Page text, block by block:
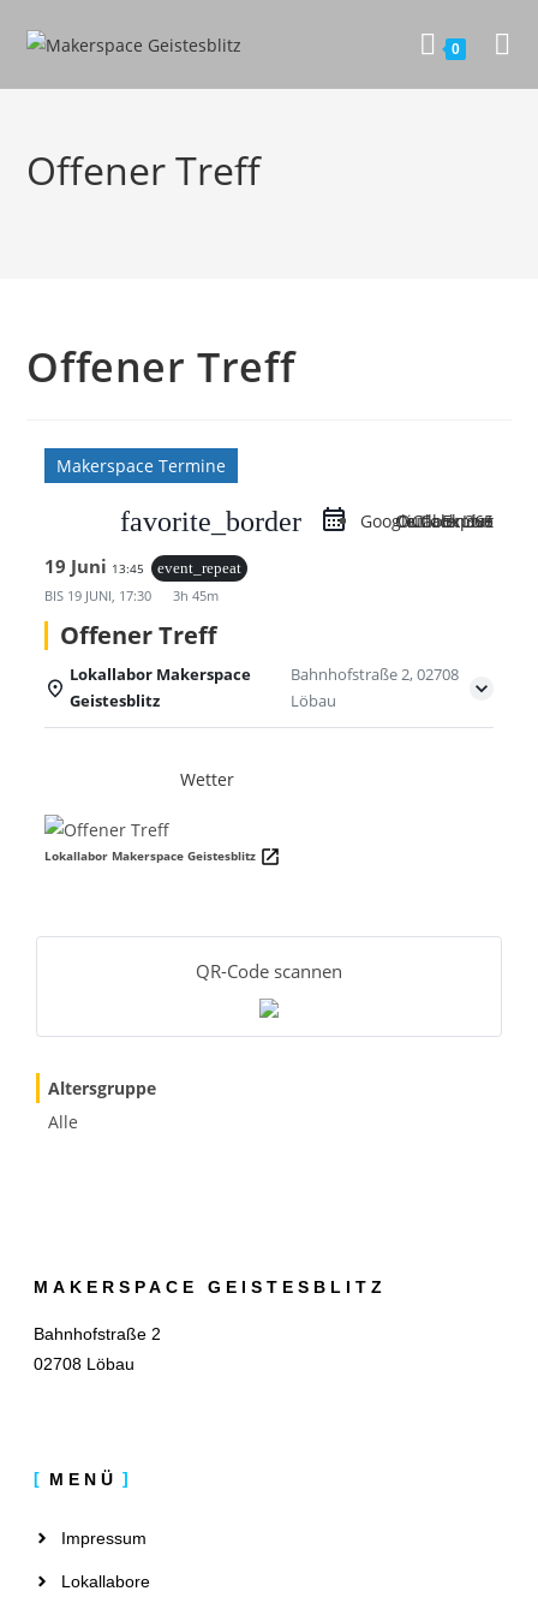
0
Offener Treff
Offener Treff
Makerspace Termine
favorite_border iCal Export
Google Calendar
Outlook 365
Outlook Live
19 Juni 13:45 event_repeat
BIS 19 JUNI, 17:30 3h 45m
Offener Treff
Lokallabor Makerspace
Geistesblitz
Bahnhofstraße 2, 02708
Löbau
Wetter
Lokallabor Makerspace Geistesblitz
QR-Code scannen
Altersgruppe
Alle
MAKERSPACE GEISTESBLITZ
Bahnhofstraße 2
02708 Löbau
MENÜ
Impressum
Lokallabore